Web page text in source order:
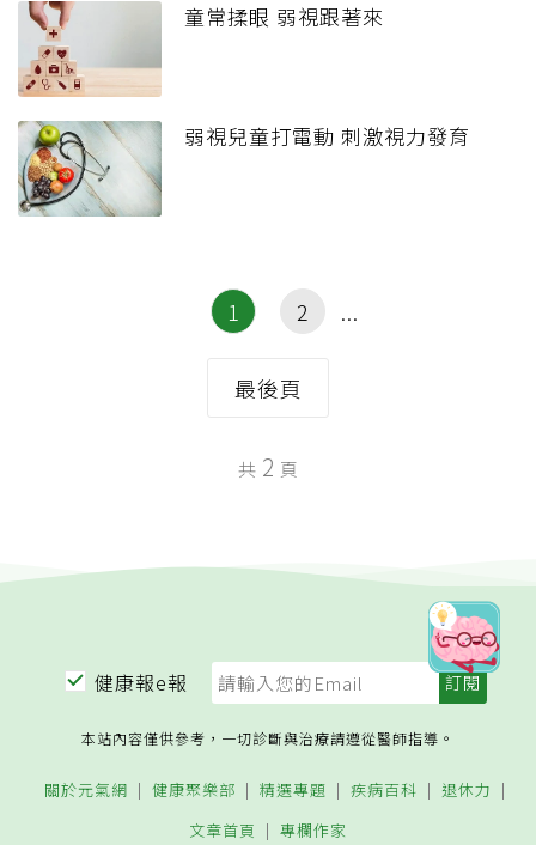
童常揉眼 弱視跟著來
弱視兒童打電動 刺激視力發育
1 2
最後頁
共 2 頁
健康報e報
本站內容僅供參考，一切診斷與治療請遵從醫師指導。
關於元氣網 健康聚樂部 精選專題 疾病百科
退休力
文章首頁
專欄作家